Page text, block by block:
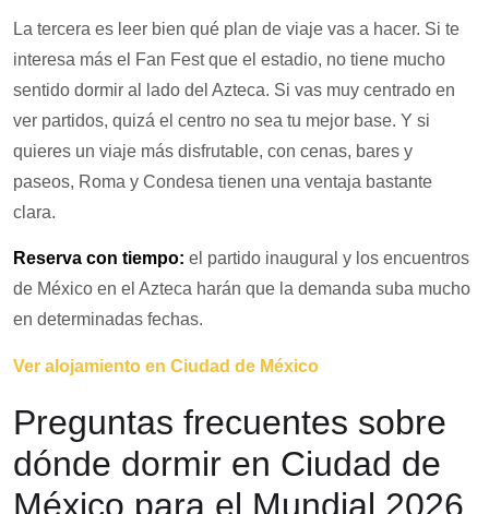
La tercera es leer bien qué plan de viaje vas a hacer. Si te
interesa más el Fan Fest que el estadio, no tiene mucho
sentido dormir al lado del Azteca. Si vas muy centrado en
ver partidos, quizá el centro no sea tu mejor base. Y si
quieres un viaje más disfrutable, con cenas, bares y
paseos, Roma y Condesa tienen una ventaja bastante
clara.
Reserva con tiempo: el partido inaugural y los encuentros
de México en el Azteca harán que la demanda suba mucho
en determinadas fechas.
Ver alojamiento en Ciudad de México
Preguntas frecuentes sobre
dónde dormir en Ciudad de
México para el Mundial 2026